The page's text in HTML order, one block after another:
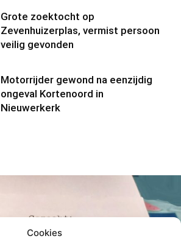
Cookies
Grote zoektocht op
Zevenhuizerplas, vermist persoon
veilig gevonden
Motorrijder gewond na eenzijdig
ongeval Kortenoord in
Nieuwerkerk